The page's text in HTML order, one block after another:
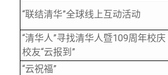
“联结清华”全球线上互动活动
“清华人”寻找清华人暨109周年校庆
校友“云报到”
“云祝福”